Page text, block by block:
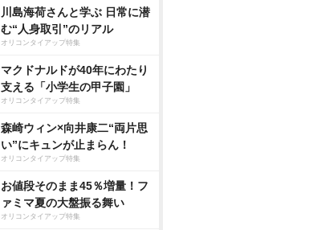
川島海荷さんと学ぶ 日常に潜
む“人身取引”のリアル
オリコンタイアップ特集
マクドナルドが40年にわたり
支える「小学生の甲子園」
オリコンタイアップ特集
森崎ウィン×向井康二“両片思
い”にキュンが止まらん！
オリコンタイアップ特集
お値段そのまま45％増量！フ
ァミマ夏の大盤振る舞い
オリコンタイアップ特集